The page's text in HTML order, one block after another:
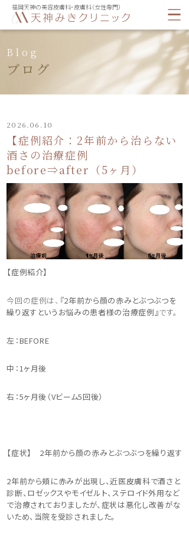
福岡天神の美容皮膚科・皮膚科（女性専門）
Blog
ブログ
2026.06.10
【症例紹介：2年前から治らない
酒さの治療症例
before⇒after（5ヶ月）
【症例紹介】
今回の症例は、 『2年前から顔の赤みとぶつぶつを
繰り返すというお悩みの患者様の治療症例』です。
左：BEFORE
中：1ヶ月後
右：5ヶ月後（Vビーム5回後）
【症状】 2年前から顔の赤みとぶつぶつを繰り返す
2年前から頬に赤みが出現し、近医皮膚科で酒さと
診断、ロゼックスやモイゼルト、ステロイド外用など
で治療されておりましたが、症状は悪化し改善がな
いため、当院を受診されました。